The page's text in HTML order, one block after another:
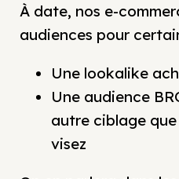
À date, nos e-
audiences pour
Une lookalike
Une audience
autre ciblage
visez